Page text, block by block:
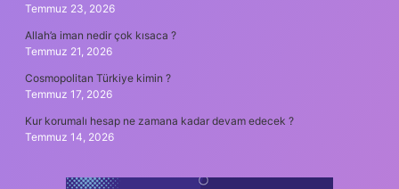
Temmuz 23, 2026
Allah’a iman nedir çok kısaca ?
Temmuz 21, 2026
Cosmopolitan Türkiye kimin ?
Temmuz 17, 2026
Kur korumalı hesap ne zamana kadar devam edecek ?
Temmuz 14, 2026